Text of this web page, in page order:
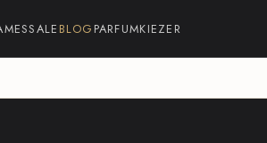
SALE BLOG PARFUMKIEZER